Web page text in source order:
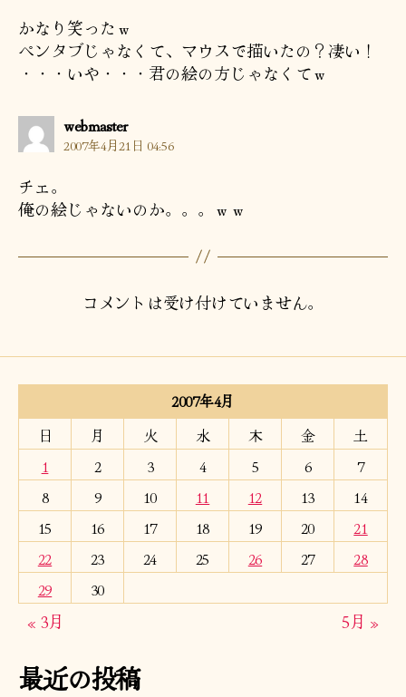
かなり笑ったｗ
ペンタブじゃなくて、マウスで描いたの？凄い！
・・・いや・・・君の絵の方じゃなくてｗ
webmasterの
発
言:
2007年4月21日 04:56
チェ。
俺の絵じゃないのか。。。ｗｗ
コメントは受け付けていません。
2007年4月
日
月 火 水 木 金
土
1
2 3 4 5 6
7
8
9 10 11 12 13
14
15
16 17 18 19 20
21
22
23 24 25 26 27
28
29
30
« 3月 5月 »
最近の投稿